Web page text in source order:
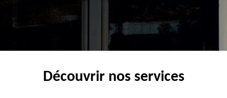
Découvrir nos services